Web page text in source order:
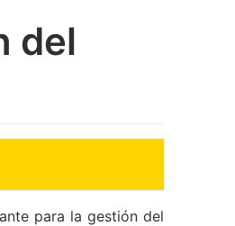
del
para la gestión del